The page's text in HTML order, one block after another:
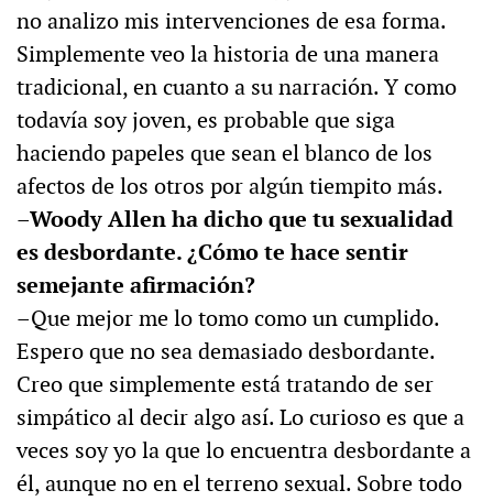
no analizo mis intervenciones de esa forma.
Simplemente veo la historia de una manera
tradicional, en cuanto a su narración. Y como
todavía soy joven, es probable que siga
haciendo papeles que sean el blanco de los
afectos de los otros por algún tiempito más.
–Woody Allen ha dicho que tu sexualidad
es desbordante. ¿Cómo te hace sentir
semejante afirmación?
–Que mejor me lo tomo como un cumplido.
Espero que no sea demasiado desbordante.
Creo que simplemente está tratando de ser
simpático al decir algo así. Lo curioso es que a
veces soy yo la que lo encuentra desbordante a
él, aunque no en el terreno sexual. Sobre todo